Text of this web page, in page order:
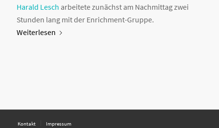
Harald Lesch arbeitete zunächst am Nachmittag zwei
Stunden lang mit der Enrichment-Gruppe.
Weiterlesen
Kontakt Impressum